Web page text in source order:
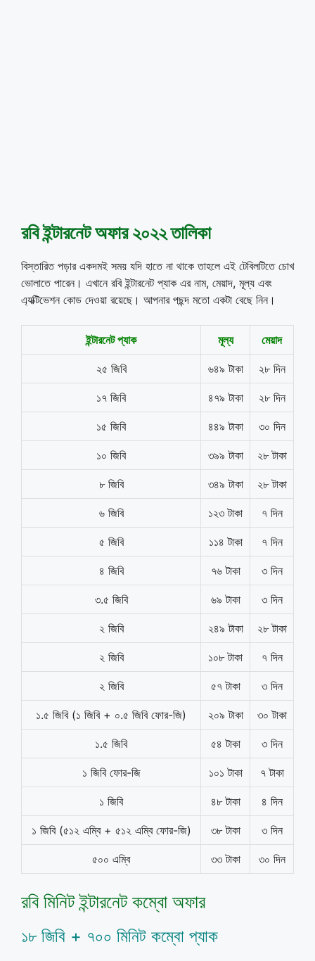
রবি ইন্টারনেট অফার ২০২২ তালিকা
বিস্তারিত পড়ার একদমই সময় যদি হাতে না থাকে তাহলে এই টেবিলটিতে চোখ
ভোলাতে পারেন। এখানে রবি ইন্টারনেট প্যাক এর নাম, মেয়াদ, মূল্য এবং
এ্যক্টিভেশন কোড দেওয়া রয়েছে। আপনার পছন্দ মতো একটা বেছে নিন।
ইন্টারনেট প্যাক মূল্য মেয়াদ
২৫ জিবি ৬৪৯ টাকা ২৮ দিন
১৭ জিবি ৪৭৯ টাকা ২৮ দিন
১৫ জিবি ৪৪৯ টাকা ৩০ দিন
১০ জিবি ৩৯৯ টাকা ২৮ টাকা
৮ জিবি ৩৪৯ টাকা ২৮ টাকা
৬ জিবি ১২৩ টাকা ৭ দিন
৫ জিবি ১১৪ টাকা ৭ দিন
৪ জিবি ৭৬ টাকা ৩ দিন
৩.৫ জিবি ৬৯ টাকা ৩ দিন
২ জিবি ২৪৯ টাকা ২৮ টাকা
২ জিবি ১০৮ টাকা ৭ দিন
২ জিবি ৫৭ টাকা ৩ দিন
১.৫ জিবি (১ জিবি + ০.৫ জিবি ফোর-জি) ২০৯ টাকা ৩০ টাকা
১.৫ জিবি ৫৪ টাকা ৩ দিন
১ জিবি ফোর-জি ১০১ টাকা ৭ টাকা
১ জিবি ৪৮ টাকা ৪ দিন
১ জিবি (৫১২ এম্বি + ৫১২ এম্বি ফোর-জি) ৩৮ টাকা ৩ দিন
৫০০ এম্বি ৩৩ টাকা ৩০ দিন
রবি মিনিট ইন্টারনেট কম্বো অফার
১৮ জিবি + ৭০০ মিনিট কম্বো প্যাক